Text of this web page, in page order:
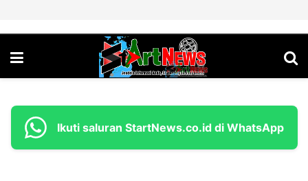
Ikuti saluran StartNews.co.id di WhatsApp